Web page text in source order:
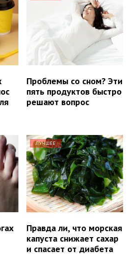
Проблемы со сном? Эти
пять продуктов быстро
решают вопрос
ЛУЧШЕЕ
Правда ли, что морская
капуста снижает сахар
и спасает от диабета